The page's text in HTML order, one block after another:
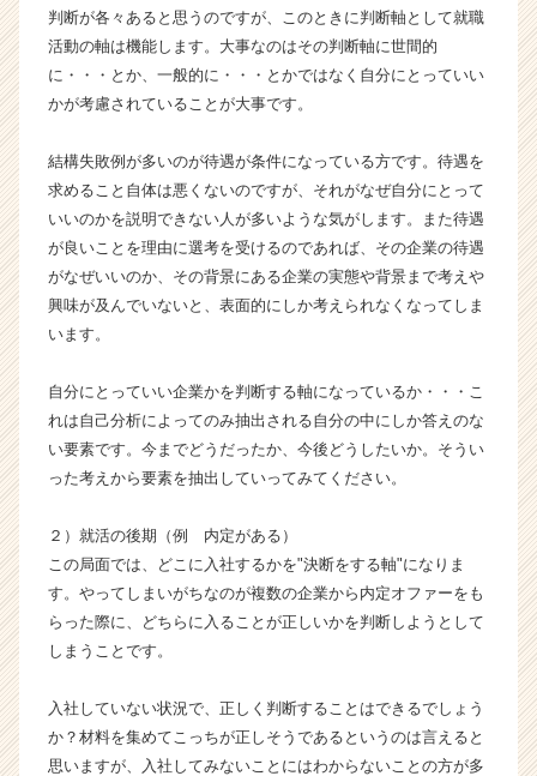
ウ
ト
届
く
活
サ
イ
ト
ア
キ
ア
（C
h
e
C
a
r
e
判断が各々あると思うのですが、このときに判断軸として就職
活動の軸は機能します。大事なのはその判断軸に世間的
に・・・とか、一般的に・・・とかではなく自分にとっていい
かが考慮されていることが大事です。
結構失敗例が多いのが待遇が条件になっている方です。待遇を
求めること自体は悪くないのですが、それがなぜ自分にとって
いいのかを説明できない人が多いような気がします。また待遇
が良いことを理由に選考を受けるのであれば、その企業の待遇
がなぜいいのか、その背景にある企業の実態や背景まで考えや
興味が及んでいないと、表面的にしか考えられなくなってしま
います。
自分にとっていい企業かを判断する軸になっているか・・・こ
れは自己分析によってのみ抽出される自分の中にしか答えのな
い要素です。今までどうだったか、今後どうしたいか。そうい
った考えから要素を抽出していってみてください。
２）就活の後期（例 内定がある）
この局面では、どこに入社するかを"決断をする軸"になりま
す。やってしまいがちなのが複数の企業から内定オファーをも
らった際に、どちらに入ることが正しいかを判断しようとして
しまうことです。
入社していない状況で、正しく判断することはできるでしょう
か？材料を集めてこっちが正しそうであるというのは言えると
思いますが、入社してみないことにはわからないことの方が多